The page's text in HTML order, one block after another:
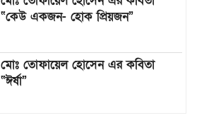
“কেউ একজন- হোক প্রিয়জন”
মোঃ তোফায়েল হোসেন এর কবিতা
“ঈর্ষা”